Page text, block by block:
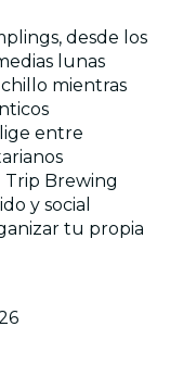
desde los
lunas
mientras
entre
Trip Brewing
y social
tu propia